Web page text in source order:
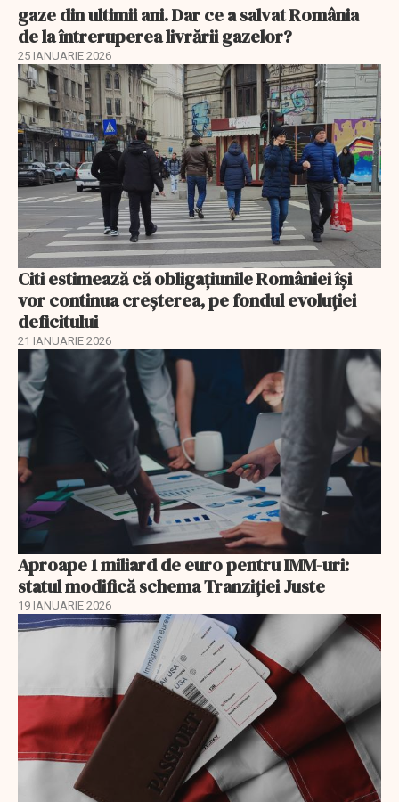
gaze din ultimii ani. Dar ce a salvat România
de la întreruperea livrării gazelor?
25 IANUARIE 2026
Citi estimează că obligațiunile României își
vor continua creșterea, pe fondul evoluției
deficitului
21 IANUARIE 2026
Aproape 1 miliard de euro pentru IMM-uri:
statul modifică schema Tranziției Juste
19 IANUARIE 2026